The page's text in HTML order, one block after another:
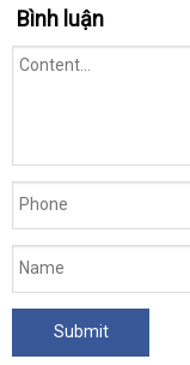
Bình luận